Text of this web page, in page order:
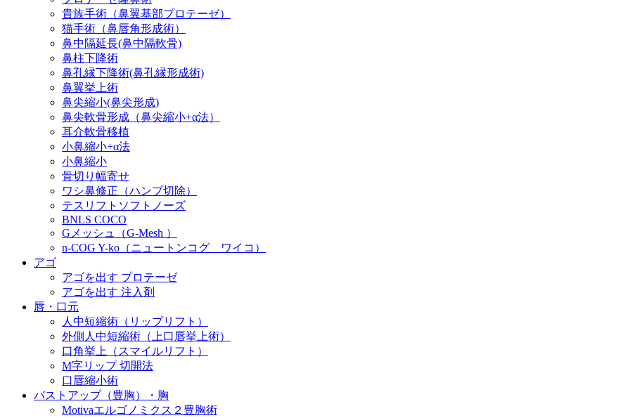
貴族手術（鼻翼基部プロテーゼ）
猫手術（鼻唇角形成術）
鼻中隔延長(鼻中隔軟骨)
鼻柱下降術
鼻孔縁下降術(鼻孔縁形成術)
鼻翼挙上術
鼻尖縮小(鼻尖形成)
鼻尖軟骨形成（鼻尖縮小+α法）
耳介軟骨移植
小鼻縮小+α法
小鼻縮小
骨切り幅寄せ
ワシ鼻修正（ハンプ切除）
テスリフトソフトノーズ
BNLS COCO
Gメッシュ（G-Mesh ）
n-COG Y-ko（ニュートンコグ ワイコ）
アゴ
アゴを出す プロテーゼ
アゴを出す 注入剤
唇・口元
人中短縮術（リップリフト）
外側人中短縮術（上口唇挙上術）
口角挙上（スマイルリフト）
M字リップ 切開法
口唇縮小術
バストアップ（豊胸）・胸
Motivaエルゴノミクス２豊胸術